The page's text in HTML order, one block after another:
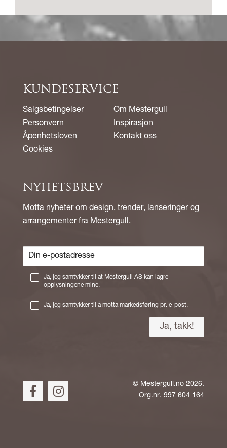
KUNDESERVICE
Salgsbetingelser
Personvern
Åpenhetsloven
Cookies
Om Mestergull
Inspirasjon
Kontakt oss
NYHETSBREV
Motta nyheter om design, trender, lanseringer og
arrangementer fra Mestergull.
Ja, jeg samtykker til at Mestergull AS kan lagre
opplysningene mine.
Ja, jeg samtykker til å motta markedsføring pr. e-post.
© Mestergull.no 2026.
Org.nr. 997 604 164